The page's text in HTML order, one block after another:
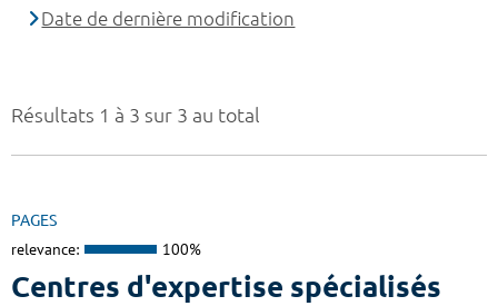
Résultats 1 à 3 sur 3 au total
PAGES
relevance: 100%
Centres d'expertise spécialisés
Date de dernière modification